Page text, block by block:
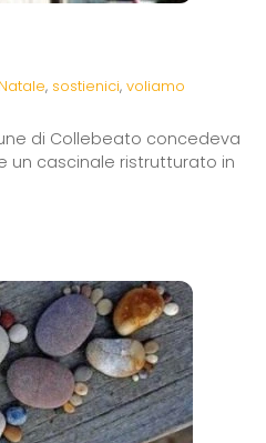
Natale, sostienici,voliamo
di Collebeato concedeva
un cascinale ristrutturato in